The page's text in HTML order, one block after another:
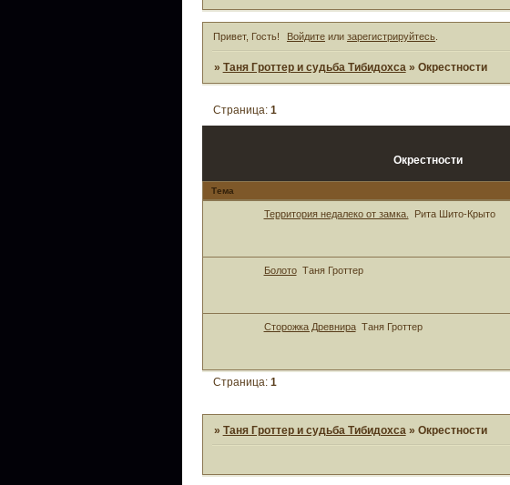
Привет, Гость! Войдите или зарегистрируйтесь
» Таня Гроттер и судьба Тибидохса » Окрестности
Окрестности
Страница: 1
Тема
Территория недалеко от замка.
Рита Шито-Крыто
Болото Таня Гроттер
Сторожка Древнира Таня Гроттер
Страница: 1
» Таня Гроттер и судьба Тибидохса » Окрестности